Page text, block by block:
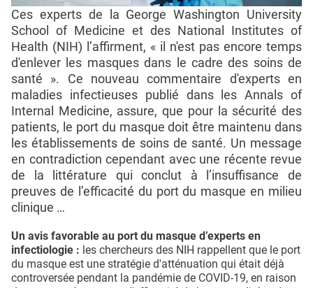
Ces experts de la George Washington University
School of Medicine et des National Institutes of
Health (NIH) l’affirment, « il n'est pas encore temps
d'enlever les masques dans le cadre des soins de
santé ». Ce nouveau commentaire d'experts en
maladies infectieuses publié dans les Annals of
Internal Medicine, assure, que pour la sécurité des
patients, le port du masque doit être maintenu dans
les établissements de soins de santé. Un message
en contradiction cependant avec une récente revue
de la littérature qui conclut à l’insuffisance de
preuves de l’efficacité du port du masque en milieu
clinique …
Un avis favorable au port du masque d’experts en
infectiologie : les chercheurs des NIH rappellent que le port
du masque est une stratégie d'atténuation qui était déjà
controversée pendant la pandémie de COVID-19, en raison